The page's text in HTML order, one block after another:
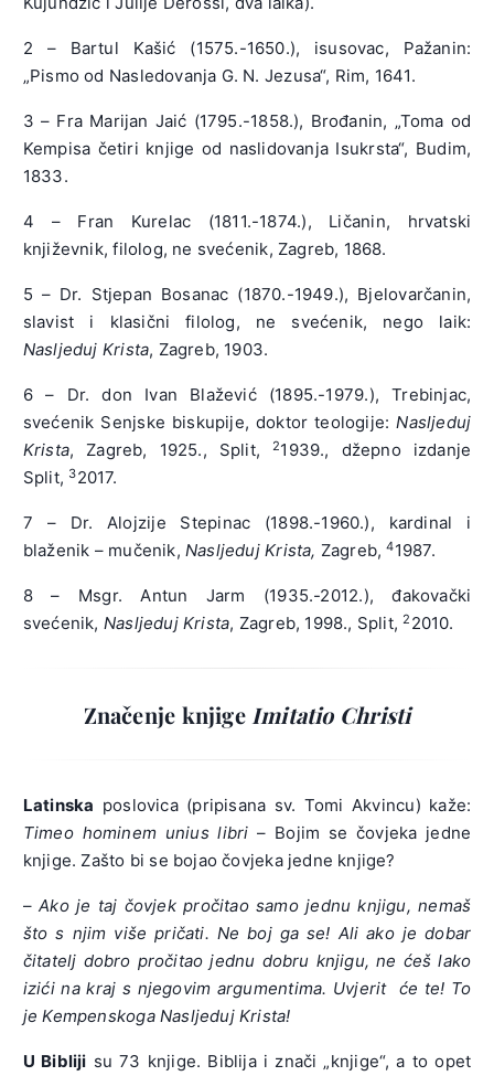
2 – Bartul Kašić (1575.-1650.), isusovac, Pažanin:
„Pismo od Nasledovanja G. N. Jezusa“, Rim, 1641.
3 – Fra Marijan Jaić (1795.-1858.), Brođanin, „Toma od
Kempisa četiri knjige od naslidovanja Isukrsta“, Budim,
1833.
4 – Fran Kurelac (1811.-1874.), Ličanin, hrvatski
književnik, filolog, ne svećenik, Zagreb, 1868.
5 – Dr. Stjepan Bosanac (1870.-1949.), Bjelovarčanin,
slavist i klasični filolog, ne svećenik, nego laik:
Nasljeduj Krista, Zagreb, 1903.
6 – Dr. don Ivan Blažević (1895.-1979.), Trebinjac,
svećenik Senjske biskupije, doktor teologije:Nasljeduj
Krista, Zagreb, 1925., Split,21939., džepno izdanje
Split, 32017.
7 – Dr. Alojzije Stepinac (1898.-1960.), kardinal i
blaženik – mučenik, Nasljeduj Krista, Zagreb,41987.
8 – Msgr. Antun Jarm (1935.-2012.), đakovački
svećenik, Nasljeduj Krista, Zagreb, 1998., Split,2 2010.
Značenje knjige Imitatio Christi
Latinska poslovica (pripisana sv. Tomi Akvincu) kaže:
Timeo hominem unius libri – Bojim se čovjeka jedne
knjige. Zašto bi se bojao čovjeka jedne knjige?
–Ako je taj čovjek pročitao samo jednu knjigu, nemaš
što s njim više pričati. Ne boj ga se! Ali ako je dobar
čitatelj dobro pročitao jednu dobru knjigu, ne ćeš lako
izići na kraj s njegovim argumentima. Uvjerit će te! To
je Kempenskoga Nasljeduj Krista!
U Bibliji su 73 knjige. Biblija i znači „knjige“, a to opet